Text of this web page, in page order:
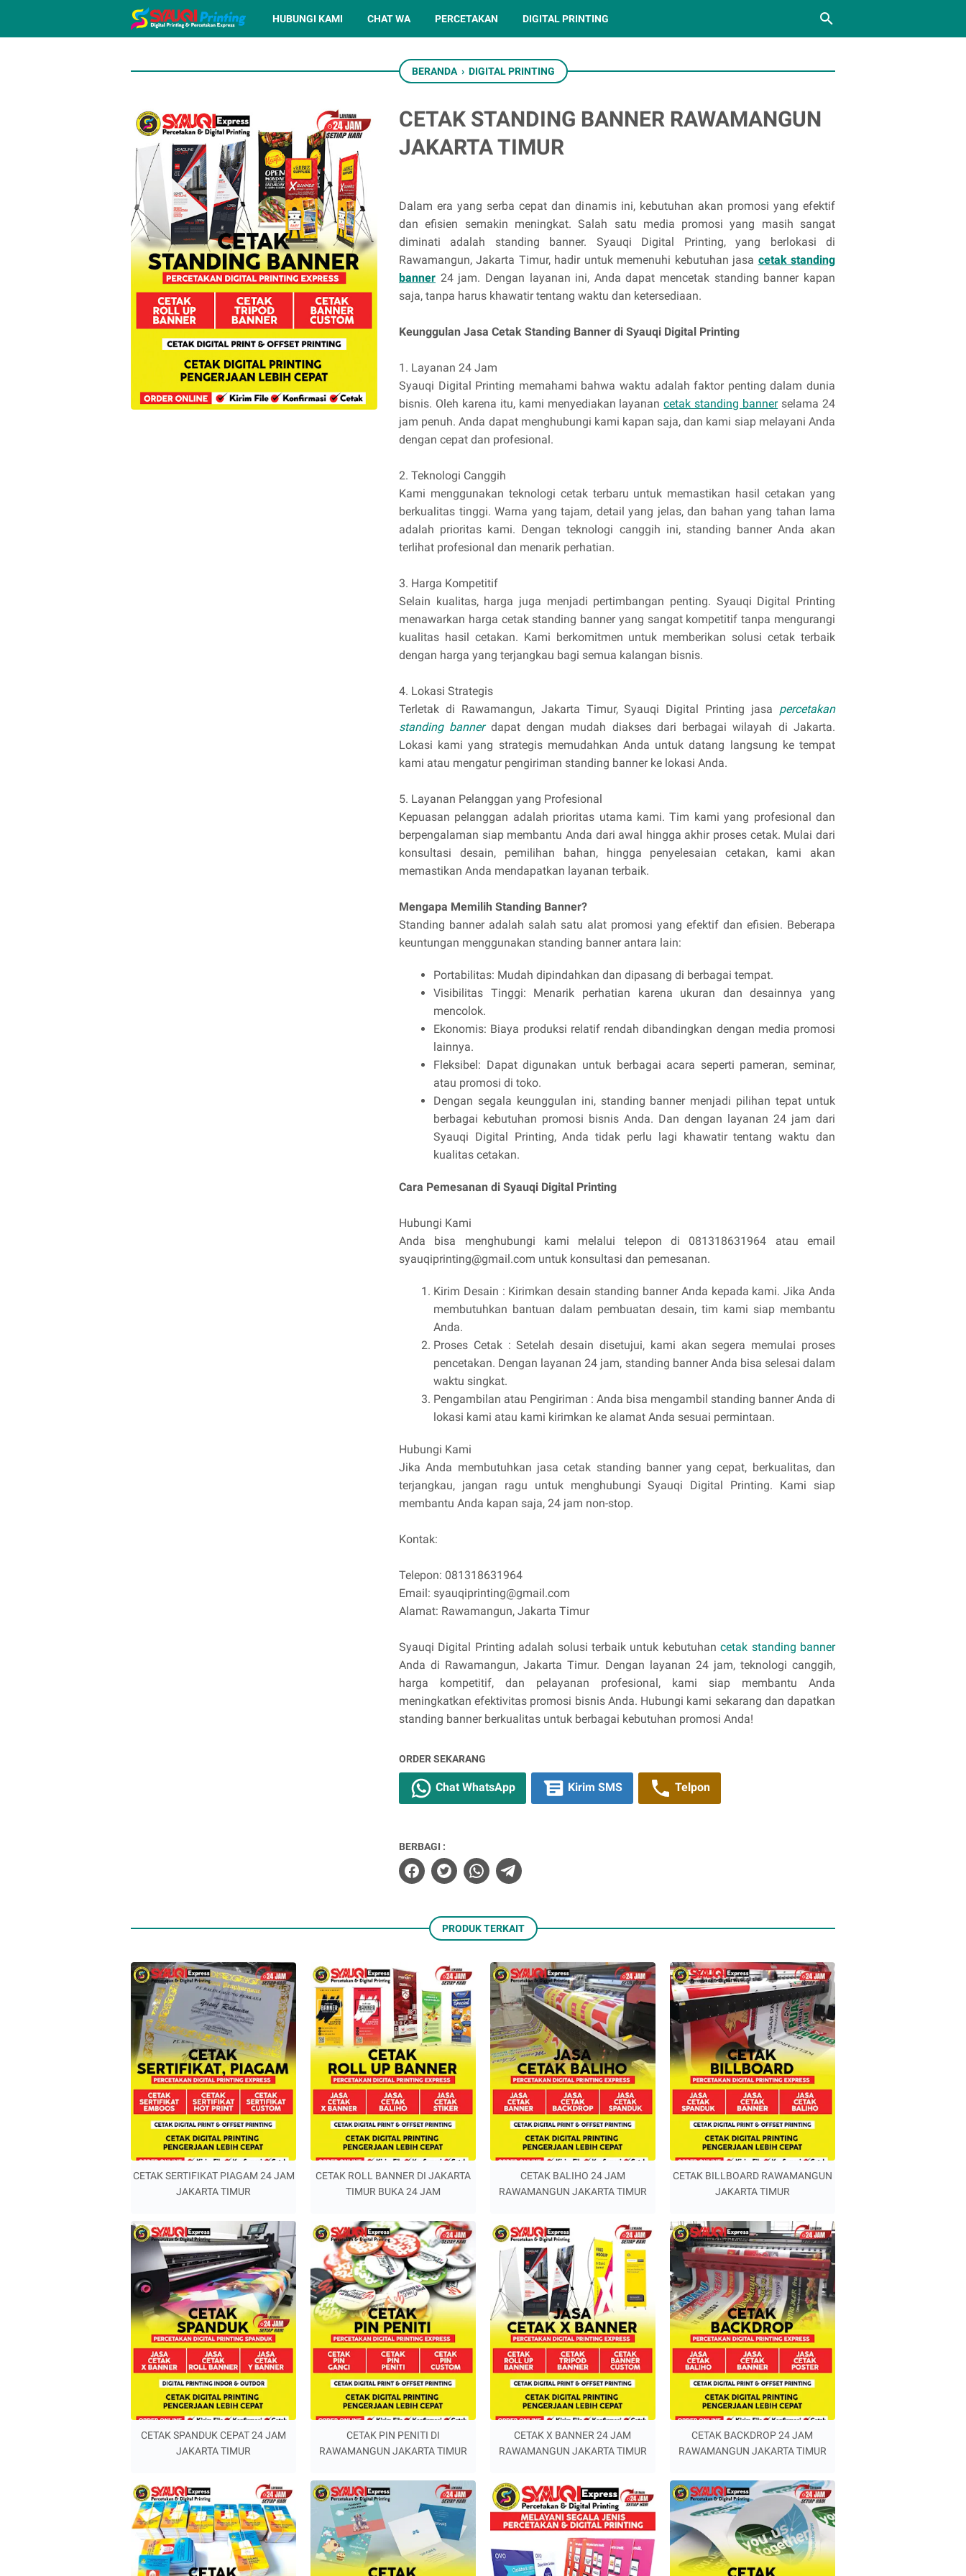
HUBUNGI KAMI CHAT WA PERCETAKAN DIGITAL PRINTING
BERANDA › DIGITAL PRINTING
CETAK STANDING BANNER RAWAMANGUN
JAKARTA TIMUR
Dalam era yang serba cepat dan dinamis ini, kebutuhan akan promosi yang efektif
dan efisien semakin meningkat. Salah satu media promosi yang masih sangat
diminati adalah standing banner. Syauqi Digital Printing, yang berlokasi di
Rawamangun, Jakarta Timur, hadir untuk memenuhi kebutuhan jasa cetak standing
banner 24 jam. Dengan layanan ini, Anda dapat mencetak standing banner kapan
saja, tanpa harus khawatir tentang waktu dan ketersediaan.
Keunggulan Jasa Cetak Standing Banner di Syauqi Digital Printing
1. Layanan 24 Jam
Syauqi Digital Printing memahami bahwa waktu adalah faktor penting dalam dunia
bisnis. Oleh karena itu, kami menyediakan layanancetak standing bannerselama 24
jam penuh. Anda dapat menghubungi kami kapan saja, dan kami siap melayani Anda
dengan cepat dan profesional.
2. Teknologi Canggih
Kami menggunakan teknologi cetak terbaru untuk memastikan hasil cetakan yang
berkualitas tinggi. Warna yang tajam, detail yang jelas, dan bahan yang tahan lama
adalah prioritas kami. Dengan teknologi canggih ini, standing banner Anda akan
terlihat profesional dan menarik perhatian.
3. Harga Kompetitif
Selain kualitas, harga juga menjadi pertimbangan penting. Syauqi Digital Printing
menawarkan harga cetak standing banner yang sangat kompetitif tanpa mengurangi
kualitas hasil cetakan. Kami berkomitmen untuk memberikan solusi cetak terbaik
dengan harga yang terjangkau bagi semua kalangan bisnis.
4. Lokasi Strategis
Terletak di Rawamangun, Jakarta Timur, Syauqi Digital Printing jasa percetakan
standing bannerdapat dengan mudah diakses dari berbagai wilayah di Jakarta.
Lokasi kami yang strategis memudahkan Anda untuk datang langsung ke tempat
kami atau mengatur pengiriman standing banner ke lokasi Anda.
5. Layanan Pelanggan yang Profesional
Kepuasan pelanggan adalah prioritas utama kami. Tim kami yang profesional dan
berpengalaman siap membantu Anda dari awal hingga akhir proses cetak. Mulai dari
konsultasi desain, pemilihan bahan, hingga penyelesaian cetakan, kami akan
memastikan Anda mendapatkan layanan terbaik.
Mengapa Memilih Standing Banner?
Standing banner adalah salah satu alat promosi yang efektif dan efisien. Beberapa
keuntungan menggunakan standing banner antara lain:
Portabilitas: Mudah dipindahkan dan dipasang di berbagai tempat.
Visibilitas Tinggi: Menarik perhatian karena ukuran dan desainnya yang
mencolok.
Ekonomis: Biaya produksi relatif rendah dibandingkan dengan media promosi
lainnya.
Fleksibel: Dapat digunakan untuk berbagai acara seperti pameran, seminar,
atau promosi di toko.
Dengan segala keunggulan ini, standing banner menjadi pilihan tepat untuk
berbagai kebutuhan promosi bisnis Anda. Dan dengan layanan 24 jam dari
Syauqi Digital Printing, Anda tidak perlu lagi khawatir tentang waktu dan
kualitas cetakan.
Cara Pemesanan di Syauqi Digital Printing
Hubungi Kami
Anda bisa menghubungi kami melalui telepon di 081318631964 atau email
syauqiprinting@gmail.com untuk konsultasi dan pemesanan.
Kirim Desain : Kirimkan desain standing banner Anda kepada kami. Jika Anda
membutuhkan bantuan dalam pembuatan desain, tim kami siap membantu
Anda.
Proses Cetak : Setelah desain disetujui, kami akan segera memulai proses
pencetakan. Dengan layanan 24 jam, standing banner Anda bisa selesai dalam
waktu singkat.
Pengambilan atau Pengiriman : Anda bisa mengambil standing banner Anda di
lokasi kami atau kami kirimkan ke alamat Anda sesuai permintaan.
Hubungi Kami
Jika Anda membutuhkan jasa cetak standing banner yang cepat, berkualitas, dan
terjangkau, jangan ragu untuk menghubungi Syauqi Digital Printing. Kami siap
membantu Anda kapan saja, 24 jam non-stop.
Kontak:
Telepon: 081318631964
Email: syauqiprinting@gmail.com
Alamat: Rawamangun, Jakarta Timur
Syauqi Digital Printing adalah solusi terbaik untuk kebutuhancetak standing banner
Anda di Rawamangun, Jakarta Timur. Dengan layanan 24 jam, teknologi canggih,
harga kompetitif, dan pelayanan profesional, kami siap membantu Anda
meningkatkan efektivitas promosi bisnis Anda. Hubungi kami sekarang dan dapatkan
standing banner berkualitas untuk berbagai kebutuhan promosi Anda!
ORDER SEKARANG
Chat WhatsApp Kirim SMS Telpon
BERBAGI :
PRODUK TERKAIT
CETAK SERTIFIKAT PIAGAM 24 JAM
JAKARTA TIMUR
CETAK ROLL BANNER DI JAKARTA
TIMUR BUKA 24 JAM
CETAK BALIHO 24 JAM
RAWAMANGUN JAKARTA TIMUR
CETAK BILLBOARD RAWAMANGUN
JAKARTA TIMUR
CETAK SPANDUK CEPAT 24 JAM
JAKARTA TIMUR
CETAK PIN PENITI DI
RAWAMANGUN JAKARTA TIMUR
CETAK X BANNER 24 JAM
RAWAMANGUN JAKARTA TIMUR
CETAK BACKDROP 24 JAM
RAWAMANGUN JAKARTA TIMUR